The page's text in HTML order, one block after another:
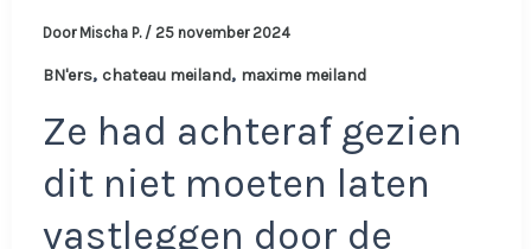
Door Mischa P. / 25 november 2024
BN'ers, chateau meiland, maxime meiland
Ze had achteraf gezien
dit niet moeten laten
vastleggen door de